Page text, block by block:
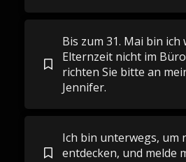
Bis zum 31. Mai bin ich
Elternzeit nicht im
richten Sie bitte an
Jennifer.
Ich bin unterwegs, um
entdecken, und melde